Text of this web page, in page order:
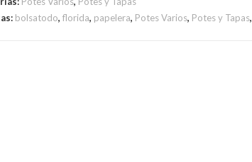
bolsatodo, florida, papelera, Potes Varios, Potes y Tapas,